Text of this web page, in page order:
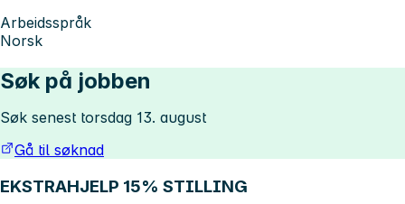
Arbeidsspråk
Norsk
Søk på jobben
Søk senest torsdag 13. august
Gå til søknad
EKSTRAHJELP 15% STILLING